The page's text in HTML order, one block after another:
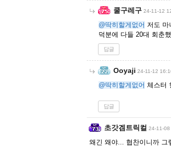
쿨구레구 24-11-12
@딱히할게없어 저도 마
덕분에 다들 20대 회춘
답글
Ooyaji 24-11-12
@딱히할게없어 체스터
답글
초갓겜트릭컬 24-11-08
왜긴 왜야... 협찬이니까 그